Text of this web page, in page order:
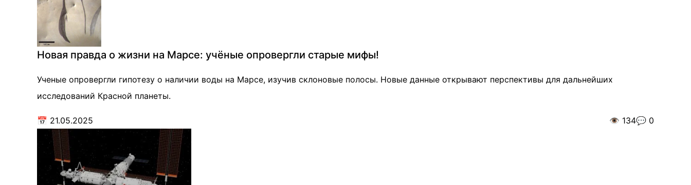
Новая правда о жизни на Марсе: учёные опровергли старые мифы!
Ученые опровергли гипотезу о наличии воды на Марсе, изучив склоновые полосы. Новые данные открывают перспективы для дальнейших
исследований Красной планеты.
📅 21.05.2025 👁️ 134💬 0